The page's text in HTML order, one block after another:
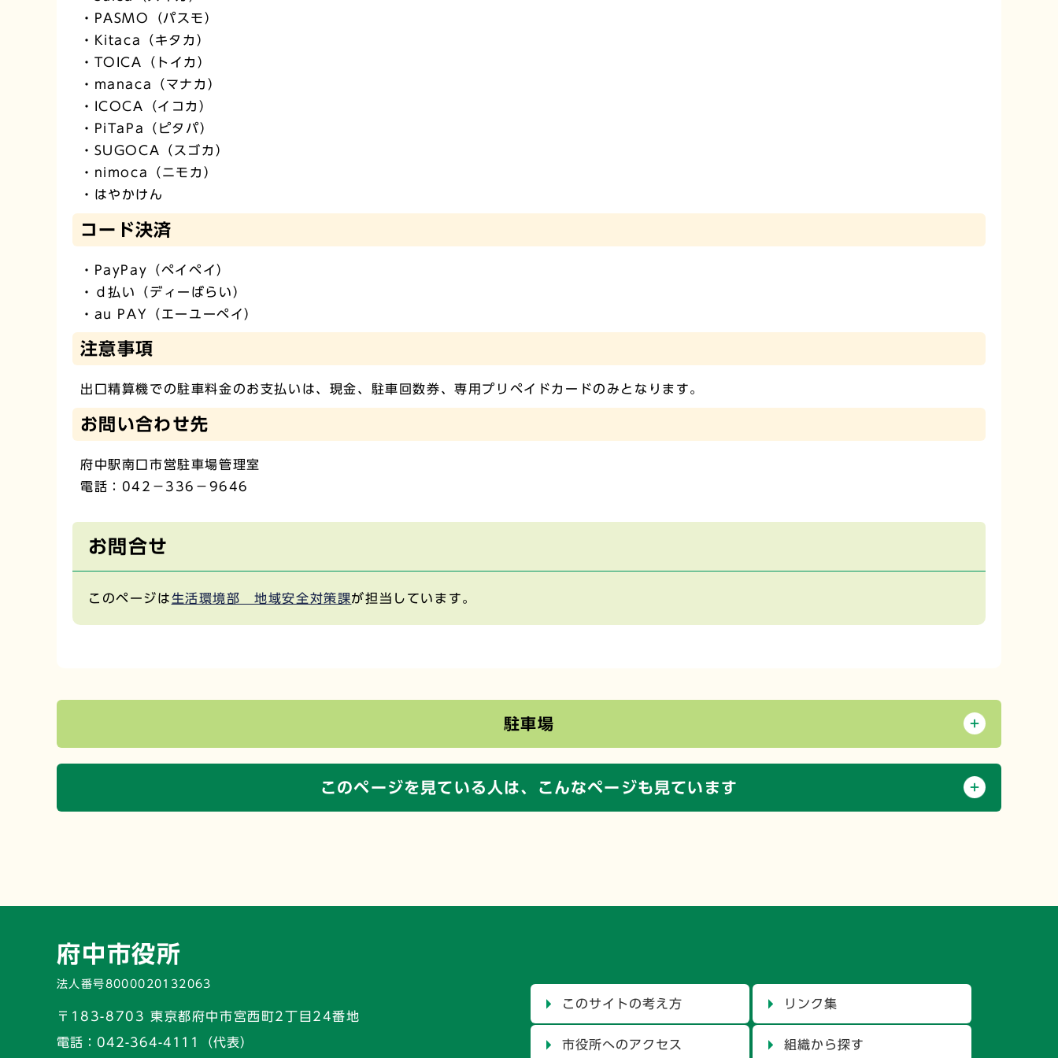
・PASMO（パスモ）
・Kitaca（キタカ）
・TOICA（トイカ）
・manaca（マナカ）
・ICOCA（イコカ）
・PiTaPa（ピタパ）
・SUGOCA（スゴカ）
・nimoca（ニモカ）
・はやかけん
コード決済
・PayPay（ペイペイ）
・ｄ払い（ディーばらい）
・au PAY（エーユーペイ）
注意事項
出口精算機での駐車料金のお支払いは、現金、駐車回数券、専用プリペイドカードのみとなります。
お問い合わせ先
府中駅南口市営駐車場管理室
電話：042－336－9646
お問合せ
このページは生活環境部 地域安全対策課が担当しています。
駐車場
このページを見ている人は、 こんなページも見ています
府中市役所
法人番号8000020132063
〒183-8703 東京都府中市宮西町2丁目24番地
電話： 042-364-4111（代表）
このサイトの考え方 リンク集
市役所へのアクセス 組織から探す